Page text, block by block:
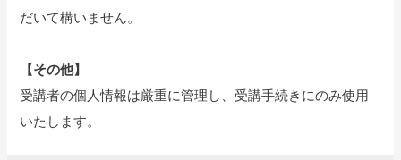
だいて構いません。
【その他】
受講者の個人情報は厳重に管理し、受講手続きにのみ使用
いたします。